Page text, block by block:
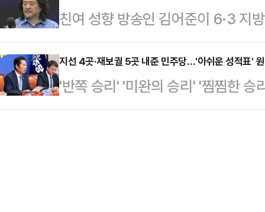
거를 지켜본 뒤 판단해야 한다"는
의힘은 이번 선거에…
40분쯤 잠실7동 제 2투표소를 방
들에게 "중요한 건 개표"라며 "선거
려를 끼쳐드린 점 사과드린다"고
부정선거 의혹 해소와 재선거 실시
"부정선거 의혹에…
친여 성향 방송인 김어준이 6·3 지
장 선거 개표 중 오세훈 국민의힘
자 "어쩌면 좋아"라고 탄식했다.김
다 뉴스공장'에서 개표 상황을 분석
이같이 말했다.이어 "이렇게 되면
지선 4곳·재보궐 5곳 내준 민주당…'아쉬운 성적표'
'반쪽 승리' '미완의 승리' '찜찜한 승
더불어민주당의 승리에 대한 당 안